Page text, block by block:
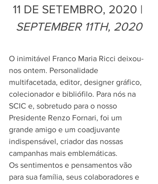
11 DE SETEMBRO, 2020 |
SEPTEMBER 11TH, 2020
O inimitável Franco Maria Ricci deixou-
nos ontem. Personalidade
multifacetada, editor, designer gráfico,
colecionador e bibliófilo. Para nós na
SCIC e, sobretudo para o nosso
Presidente Renzo Fornari, foi um
grande amigo e um coadjuvante
indispensável, criador das nossas
campanhas mais emblemáticas.
Os sentimentos e pensamentos vão
para sua família, seus colaboradores e